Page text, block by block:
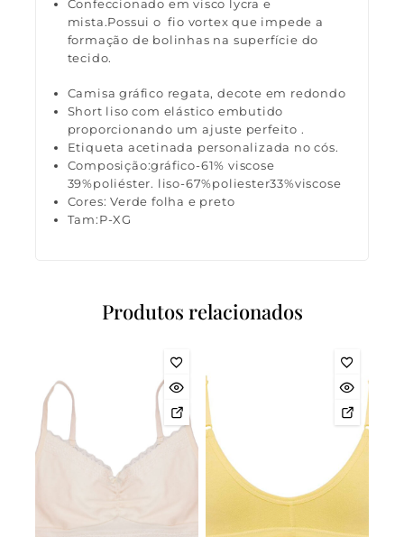
Confeccionado em visco lycra e
mista.Possui o fio vortex que impede a
formação de bolinhas na superfície do
tecido.
Camisa gráfico regata, decote em redondo
Short liso com elástico embutido
proporcionando um ajuste perfeito .
Etiqueta acetinada personalizada no cós.
Composição:gráfico-61% viscose
39%poliéster. liso-67%poliester33%viscose
Cores: Verde folha e preto
Tam:P-XG
Produtos relacionados